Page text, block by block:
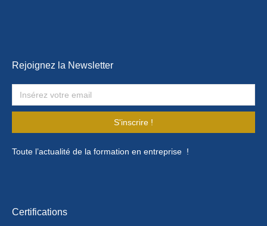
Rejoignez la Newsletter
S'inscrire !
Toute l’actualité de la formation en entreprise !
Certifications